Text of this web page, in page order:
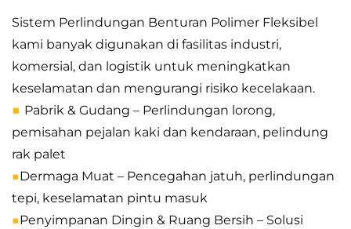
Sistem Perlindungan Benturan Polimer Fleksibel
kami banyak digunakan di fasilitas industri,
komersial, dan logistik untuk meningkatkan
keselamatan dan mengurangi risiko kecelakaan.
■ Pabrik & Gudang – Perlindungan lorong,
pemisahan pejalan kaki dan kendaraan, pelindung
rak palet
■Dermaga Muat – Pencegahan jatuh, perlindungan
tepi, keselamatan pintu masuk
■Penyimpanan Dingin & Ruang Bersih – Solusi